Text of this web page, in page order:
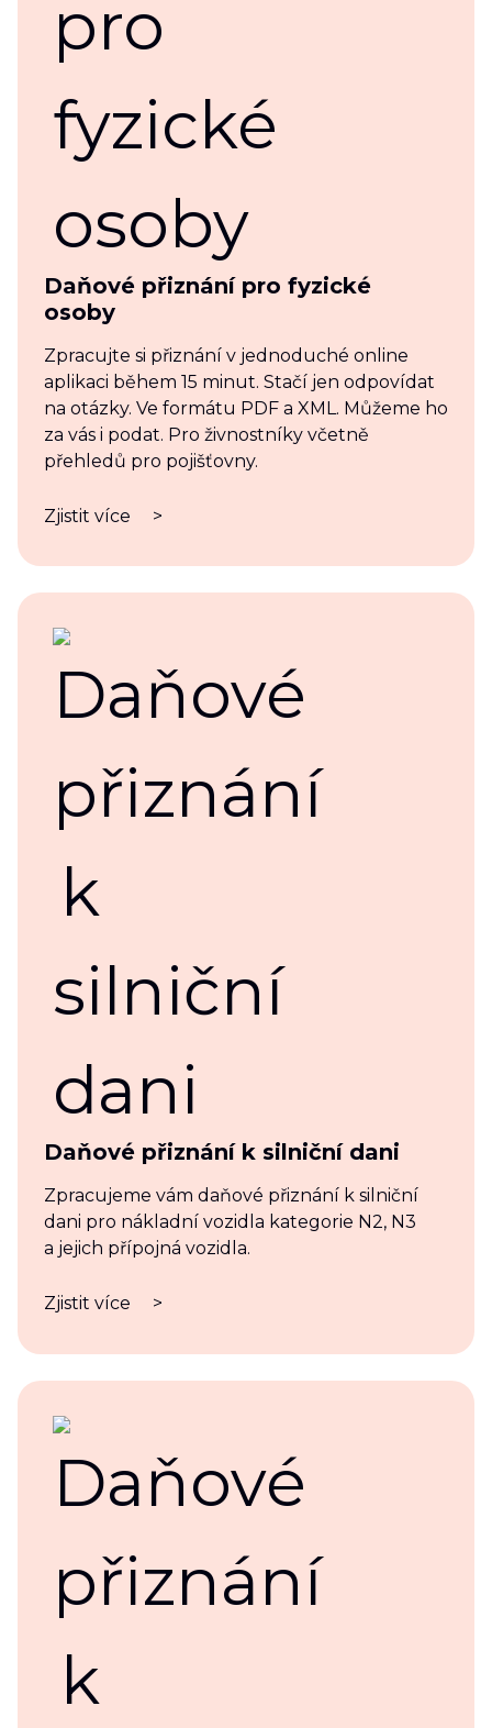
Daňové přiznání pro fyzické
osoby
Zpracujte si přiznání v jednoduché online
aplikaci během 15 minut. Stačí jen odpovídat
na otázky. Ve formátu PDF a XML. Můžeme ho
za vás i podat. Pro živnostníky včetně
přehledů pro pojišťovny.
Zjistit více >
Daňové přiznání k silniční dani
Zpracujeme vám daňové přiznání k silniční
dani pro nákladní vozidla kategorie N2, N3
a jejich přípojná vozidla.
Zjistit více >